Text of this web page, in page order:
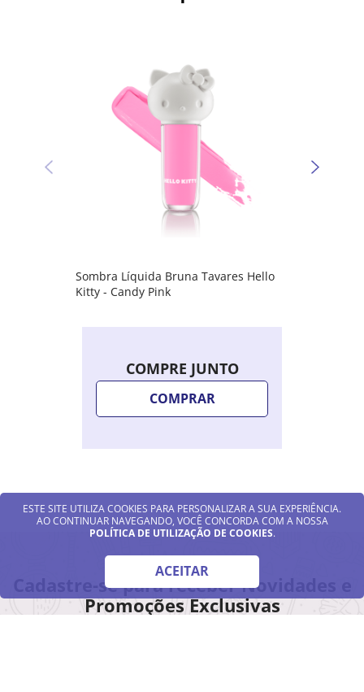
ESTE SITE UTILIZA COOKIES PARA PERSONALIZAR A SUA EXPERIÊNCIA.
AO CONTINUAR NAVEGANDO, VOCÊ CONCORDA COM A NOSSA
POLÍTICA DE UTILIZAÇÃO DE COOKIES.
ACEITAR
Sombra Líquida Bruna Tavares Hello
Kitty - Candy Pink
COMPRE JUNTO
COMPRAR
Cadastre-se para receber Novidades e
Promoções Exclusivas